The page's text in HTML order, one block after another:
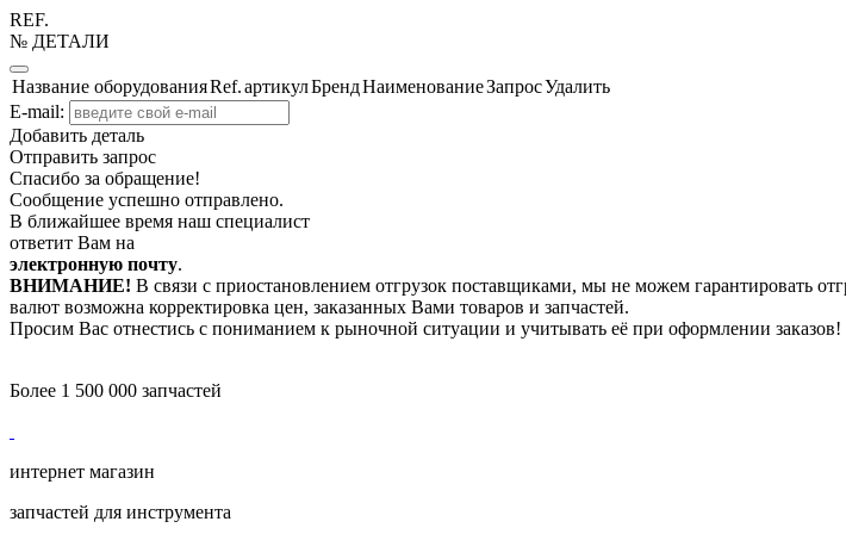
REF.
№ ДЕТАЛИ
Название оборудованияRef.артикулБрендНаименованиеЗапросУдалить
E-mail:
Добавить деталь
Отправить запрос
Спасибо за обращение!
Сообщение успешно отправлено.
В ближайшее время наш специалист
ответит Вам на
электронную почту.
ВНИМАНИЕ! В связи с приостановлением отгрузок поставщиками, мы не можем гарантировать
валют возможна корректировка цен, заказанных Вами товаров и запчастей.
Просим Вас отнестись с пониманием к рыночной ситуации и учитывать её при оформлении заказов!
Более 1 500 000 запчастей
интернет магазин
запчастей для инструмента